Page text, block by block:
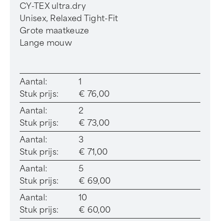
CY-TEX ultra.dry
Unisex, Relaxed Tight-Fit
Grote maatkeuze
Lange mouw
Aantal:
1
Stuk prijs:
€ 76,00
Aantal:
2
Stuk prijs:
€ 73,00
Aantal:
3
Stuk prijs:
€ 71,00
Aantal:
5
Stuk prijs:
€ 69,00
Aantal:
10
Stuk prijs:
€ 60,00